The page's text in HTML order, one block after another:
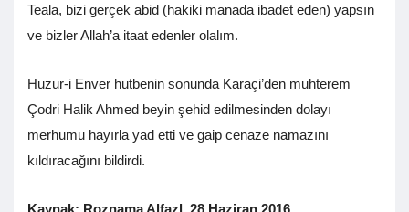
Teala, bizi gerçek abid (hakiki manada ibadet eden) yapsın
ve bizler Allah’a itaat edenler olalım.
Huzur-i Enver hutbenin sonunda Karaçi’den muhterem
Çodri Halik Ahmed beyin şehid edilmesinden dolayı
merhumu hayırla yad etti ve gaip cenaze namazını
kıldıracağını bildirdi.
Kaynak: Roznama Alfazl, 28 Haziran 2016